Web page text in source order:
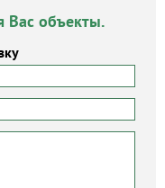
Вас объекты.